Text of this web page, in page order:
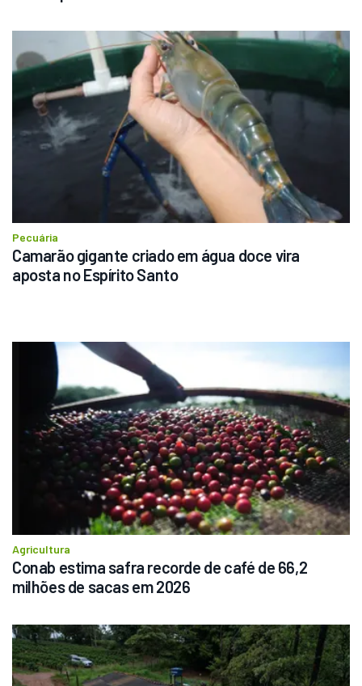
Pecuária
Camarão gigante criado em água doce vira
aposta no Espírito Santo
Agricultura
Conab estima safra recorde de café de 66,2
milhões de sacas em 2026